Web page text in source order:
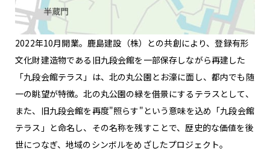
2022年10月開業。鹿島建設（株）との共創により、登録有形
文化財建造物である旧九段会館を一部保存しながら再建した
「九段会館テラス」は、北の丸公園とお濠に面し、都内でも随
一の眺望が特徴。北の丸公園の緑を借景にするテラスとして、
また、旧九段会館を再度"照らす"という意味を込め「九段会館
テラス」と命名し、その名称を残すことで、歴史的な価値を後
世につなぎ、地域のシンボルをめざしたプロジェクト。